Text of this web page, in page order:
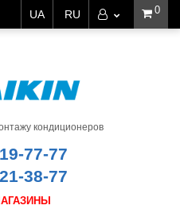
0
UA RU
кондиционеров
77-77
38-77